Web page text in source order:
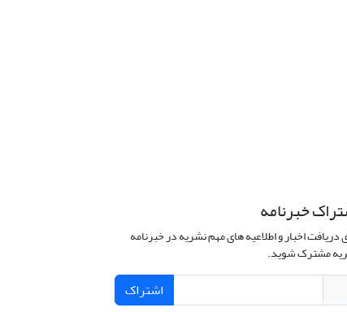
خبرنامه
دریافت اخبار و اطلاعیه های مهم نشریه در خبرنامه
مشترک شوید.
اشتراک